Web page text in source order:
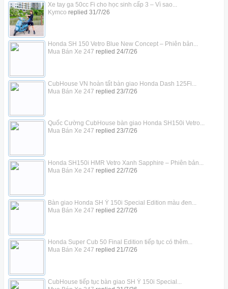
Xe tay ga 50cc Fi cho học sinh cấp 3 – Vì sao...
Kymco replied 31/7/26
Honda SH 150 Vetro Blue New Concept – Phiên bản...
Mua Bán Xe 247 replied 24/7/26
CubHouse VN hoàn tất bàn giao Honda Dash 125Fi...
Mua Bán Xe 247 replied 23/7/26
Quốc Cường CubHouse bàn giao Honda SH150i Vetro...
Mua Bán Xe 247 replied 23/7/26
Honda SH150i HMR Vetro Xanh Sapphire – Phiên bản...
Mua Bán Xe 247 replied 22/7/26
Bàn giao Honda SH Ý 150i Special Edition màu đen...
Mua Bán Xe 247 replied 22/7/26
Honda Super Cub 50 Final Edition tiếp tục có thêm...
Mua Bán Xe 247 replied 21/7/26
CubHouse tiếp tục bàn giao SH Ý 150i Special...